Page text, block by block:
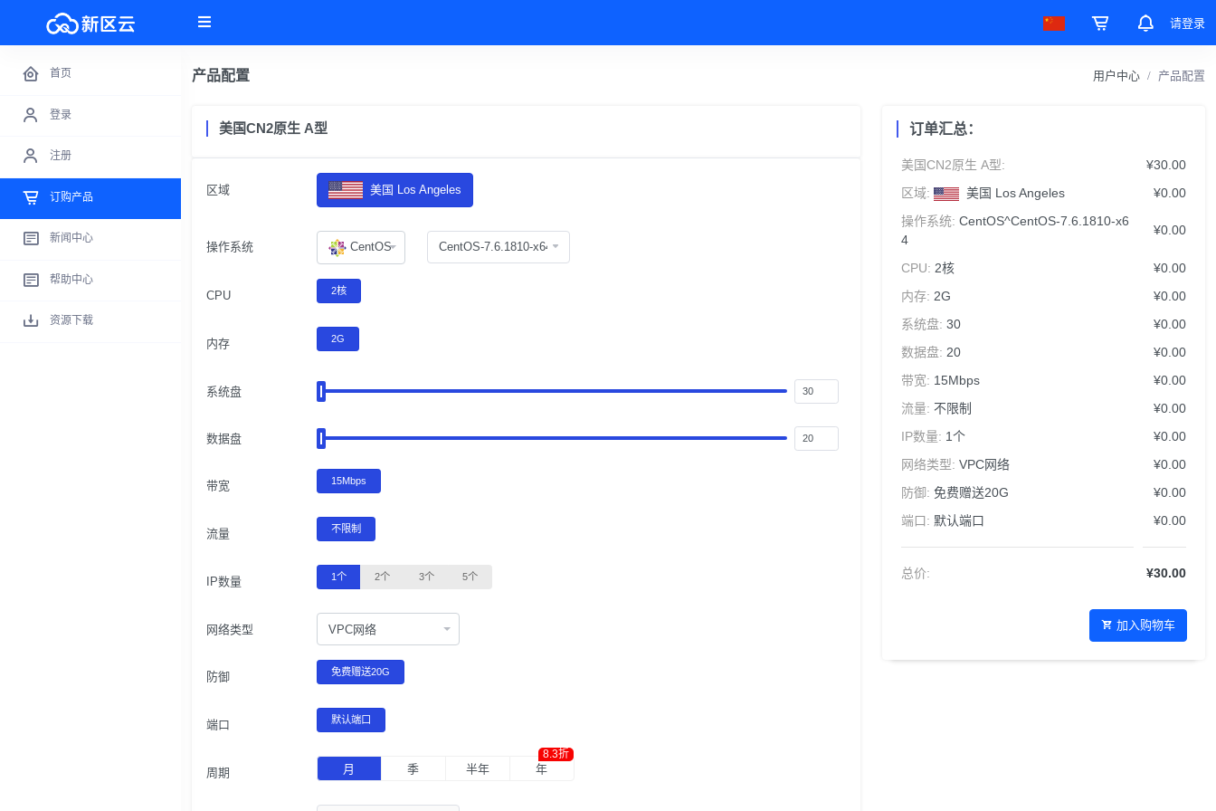
请登录
首页
登录
注册
订购产品
新闻中心
帮助中心
资源下载
产品配置 用户中心 产品配置
美国CN2原生 A型
区域 美国 Los Angeles
操作系统 CentOS
CPU 2核
内存 2G
系统盘
数据盘
带宽 15Mbps
流量 不限制
IP数量 1个 2个 3个 5个
网络类型 VPC网络
防御 免费赠送20G
端口 默认端口
周期 月 季 半年 年
8.3折
订单汇总：
美国CN2原生 A型:
¥30.00
区域:
美国 Los Angeles
¥0.00
操作系统: CentOS^CentOS-7.6.1810-x6
4
¥0.00
CPU: 2核
¥0.00
内存: 2G
¥0.00
系统盘: 30
¥0.00
数据盘: 20
¥0.00
带宽: 15Mbps
¥0.00
流量: 不限制
¥0.00
IP数量: 1个
¥0.00
网络类型: VPC网络
¥0.00
防御: 免费赠送20G
¥0.00
端口: 默认端口 ¥0.00
总价: ¥30.00
加入购物车